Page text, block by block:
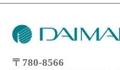
〒780-8566